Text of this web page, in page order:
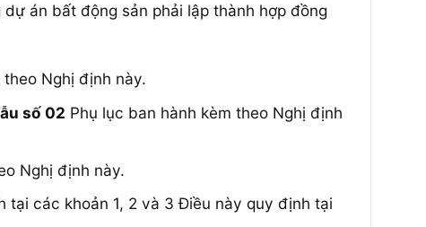
án bất động sản phải lập thành hợp đồng
Nghị định này.
số 02 Phụ lục ban hành kèm theo Nghị định
Nghị định này.
tại các khoản 1, 2 và 3 Điều này quy định tại